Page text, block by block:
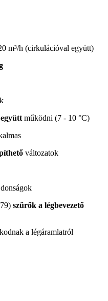
m³/h (cirkulációval együtt)
működni (7 - 10 °C)
változatok
szűrők a légbevezető
a légáramlatról